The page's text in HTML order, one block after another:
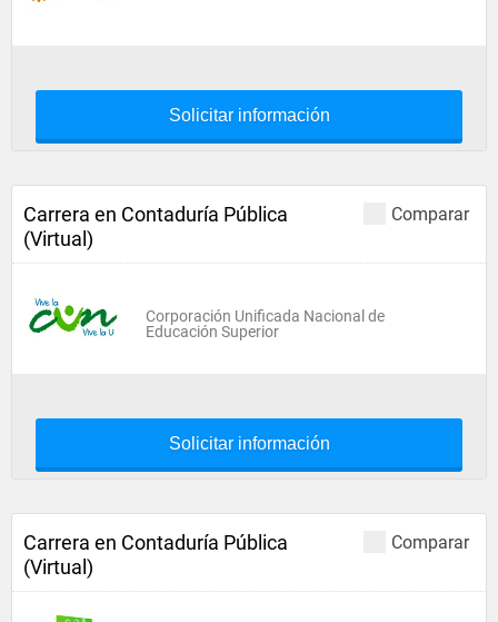
Solicitar información
Comparar
Carrera en Contaduría Pública
(Virtual)
Corporación Unificada Nacional de
Educación Superior
Solicitar información
Comparar
Carrera en Contaduría Pública
(Virtual)